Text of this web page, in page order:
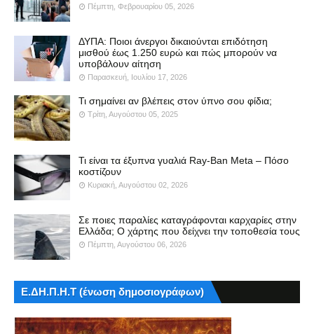
Πέμπτη, Φεβρουαρίου 05, 2026
ΔΥΠΑ: Ποιοι άνεργοι δικαιούνται επιδότηση
μισθού έως 1.250 ευρώ και πώς μπορούν να
υποβάλουν αίτηση
Παρασκευή, Ιουλίου 17, 2026
Τι σημαίνει αν βλέπεις στον ύπνο σου φίδια;
Τρίτη, Αυγούστου 05, 2025
Τι είναι τα έξυπνα γυαλιά Ray-Ban Meta – Πόσο
κοστίζουν
Κυριακή, Αυγούστου 02, 2026
Σε ποιες παραλίες καταγράφονται καρχαρίες στην
Ελλάδα; Ο χάρτης που δείχνει την τοποθεσία τους
Πέμπτη, Αυγούστου 06, 2026
Ε.ΔΗ.Π.Η.Τ (ένωση δημοσιογράφων)